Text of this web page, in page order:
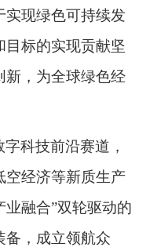
实现绿色可持续发
目标的实现贡献坚
新，为全球绿色经
科技前沿赛道，
空经济等新质生产
业融合”双轮驱动的
备，成立领航众